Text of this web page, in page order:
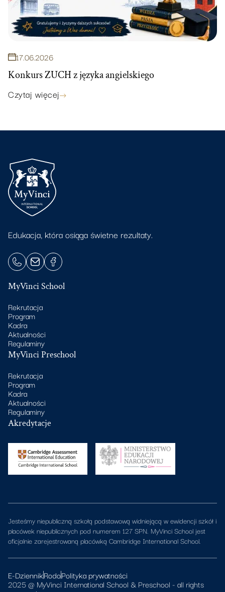
17.06.2026
Konkurs ZUCH z języka angielskiego
Czytaj więcej
Edukacja, która osiąga świetne rezultaty.
MyVinci School
Rekrutacja
Program
Kadra
Aktualności
Regulaminy
MyVinci Preschool
Rekrutacja
Program
Kadra
Aktualności
Regulaminy
Akredytacje
Jesteśmy niepubliczną szkołą podstawową widniejącą w ewidencji szkół i
placówek niepublicznych pod numerem 127 SPN. MyVinci School jest
oficjalnie zarejestrowaną placówką Cambridge International School.
2025 @ MyVinci International School & Preschool - all rights
E-DziennikRodoPolityka prywatności